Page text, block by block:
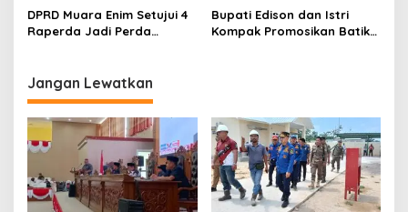
Sinergi Dukung Ketahanan
Energi Nasional
DPRD Muara Enim Setujui 4
Raperda Jadi Perda
Bupati Edison dan Istri
Kompak Promosikan Batik
Jangan Lewatkan